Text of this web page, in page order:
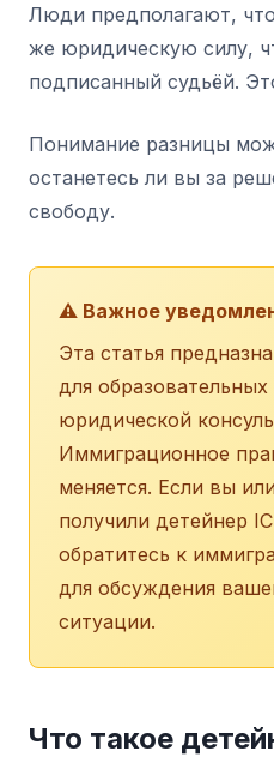
Люди предполагают,
же юридическую силу,
подписанный судьёй.
Понимание разницы
останетесь ли вы за
свободу.
⚠️ Важное
Эта статья
для
юридической
Иммиграционное
меняется. Если вы
получили детейнер
обратитесь к
для обсуждения
ситуации.
Что такое